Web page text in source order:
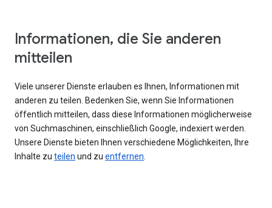
Informationen, die Sie anderen
mitteilen
Viele unserer Dienste erlauben es Ihnen, Informationen mit
anderen zu teilen. Bedenken Sie, wenn Sie Informationen
öffentlich mitteilen, dass diese Informationen möglicherweise
von Suchmaschinen, einschließlich Google, indexiert werden.
Unsere Dienste bieten Ihnen verschiedene Möglichkeiten, Ihre
Inhalte zu teilen und zu entfernen.